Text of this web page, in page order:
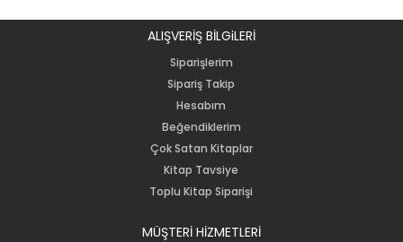
ALIŞVERİŞ BİLGiLERİ
Siparişlerim
Sipariş Takip
Hesabım
Beğendiklerim
Çok Satan Kitaplar
Kitap Tavsiye
Toplu Kitap Siparişi
MÜŞTERİ HİZMETLERİ